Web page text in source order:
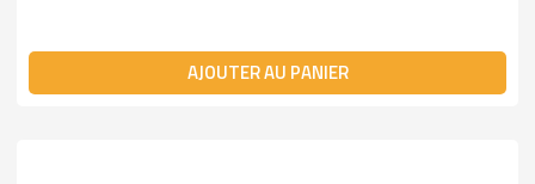
AJOUTER AU PANIER